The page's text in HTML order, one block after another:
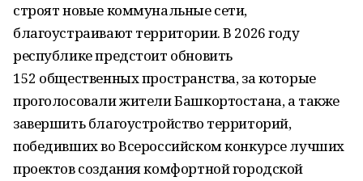
строят новые коммунальные сети,
благоустраивают территории. В 2026 году
республике предстоит обновить
152 общественных пространства, за которые
проголосовали жители Башкортостана, а также
завершить благоустройство территорий,
победивших во Всероссийском конкурсе лучших
проектов создания комфортной городской